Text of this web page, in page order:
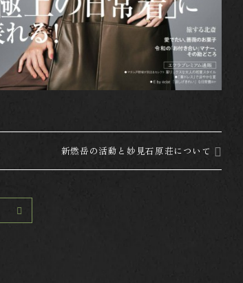
新燃岳の活動と妙見石原荘について